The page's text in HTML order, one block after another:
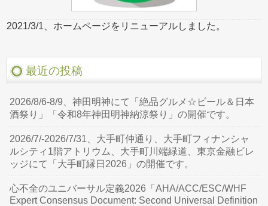
2021/3/1、ホームページをリニューアルしました。
最近の投稿
2026/8/6-8/9、神田明神にて「絶品グルメ☆ビール＆日本
酒祭り」「令和8年神田明神納涼祭り」の開催です。
2026/7/-2026/7/31、大手町仲通り、大手町フィナンシャ
ルシティ1階アトリウム、大手町川端緑道、東京金融ビレ
ッジにて「大手町縁日2026」の開催です。
心不全のユニバーサル定義2026「AHA/ACC/ESC/WHF
Expert Consensus Document: Second Universal Definition